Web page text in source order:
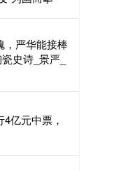
，严华能接棒
史诗_景严_
亿元中票，